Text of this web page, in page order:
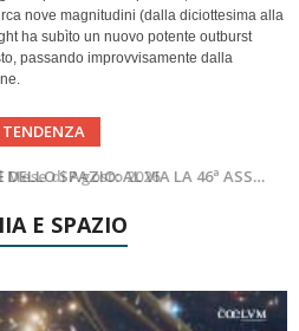
nove magnitudini (dalla diciottesima alla
ha subìto un nuovo potente outburst
passando improvvisamente dalla
TENDENZA
di Agosto 2026
del mese – Agosto 2026
E SPAZIO